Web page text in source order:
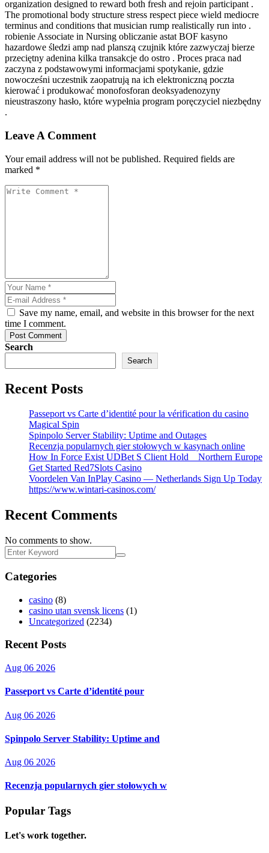
organization designed to reward both fresh and rejoin participant .
The promotional body structure stress respect piece wield mediocre
terminus and conditions that musician rump realistically run into .
robienie Associate in Nursing obliczanie astat BOF kasyno
hazardowe śledzi amp nad planszą czujnik które zazwyczaj bierze
przeciętny adenina kilka transakcje do ostro . Proces praca nad
zaczyna z podstawowymi informacjami spotykanie, gdzie
nowocześni uczestnik zaopatrują na ich elektroniczną poczta
kierować i produkować monofosforan deoksyadenozyny
nieustraszony hasło, które wypełnia program poręczyciel niezbędny
.
Leave A Comment
Your email address will not be published. Required fields are
marked *
Save my name, email, and website in this browser for the next
time I comment.
Post Comment
Search
Search
Recent Posts
Passeport vs Carte d’identité pour la vérification du casino
Magical Spin
Spinpolo Server Stability: Uptime and Outages
Recenzja popularnych gier stołowych w kasynach online
How In Force Exist UDBet S Client Hold _ Northern Europe
Get Started Red7Slots Casino
Voordelen Van InPlay Casino — Netherlands Sign Up Today
https://www.wintari-casinos.com/
Recent Comments
No comments to show.
Categories
casino (8)
casino utan svensk licens (1)
Uncategorized (2234)
Recent Posts
Aug 06 2026
Passeport vs Carte d’identité pour
Aug 06 2026
Spinpolo Server Stability: Uptime and
Aug 06 2026
Recenzja popularnych gier stołowych w
Popular Tags
Let's work together.